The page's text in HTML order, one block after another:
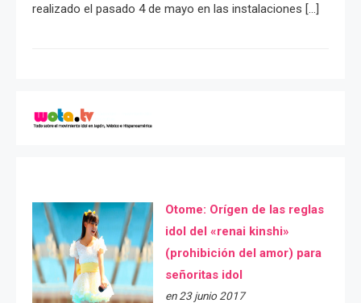
realizado el pasado 4 de mayo en las instalaciones […]
Otome: Orígen de las reglas
idol del «renai kinshi»
(prohibición del amor) para
señoritas idol
en 23 junio 2017